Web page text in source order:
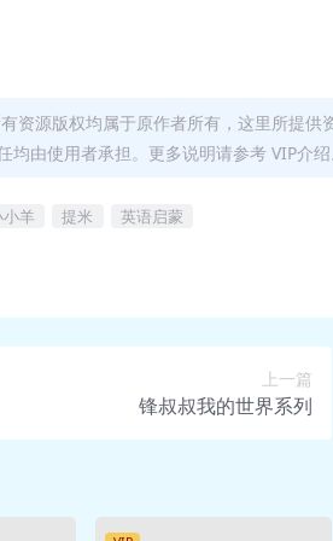
资源版权均属于原作者所有，这里所提
均由使用者承担。更多说明请参考 VIP介绍
羊 提米 英语启蒙
上一篇
锋叔叔我的世界系列